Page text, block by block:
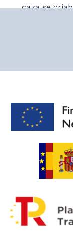
caza se
leche e